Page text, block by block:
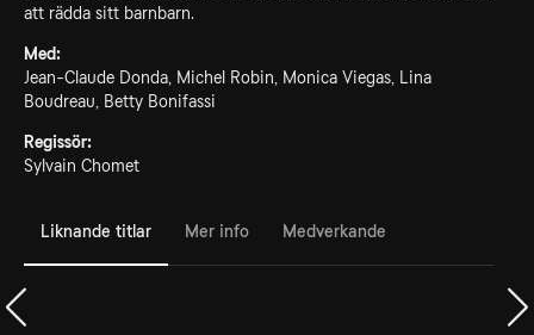
att rädda sitt barnbarn.
Med:
Jean-Claude Donda, Michel Robin, Monica Viegas, Lina
Boudreau, Betty Bonifassi
Regissör:
Sylvain Chomet
Liknande titlar Mer info Medverkande